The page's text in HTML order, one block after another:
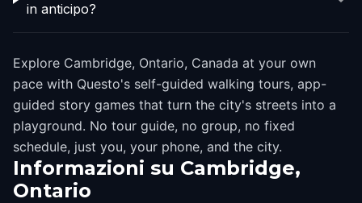
in anticipo?
Explore Cambridge, Ontario, Canada at your own
pace with Questo's self-guided walking tours, app-
guided story games that turn the city's streets into a
playground. No tour guide, no group, no fixed
schedule, just you, your phone, and the city.
Informazioni su Cambridge,
Ontario